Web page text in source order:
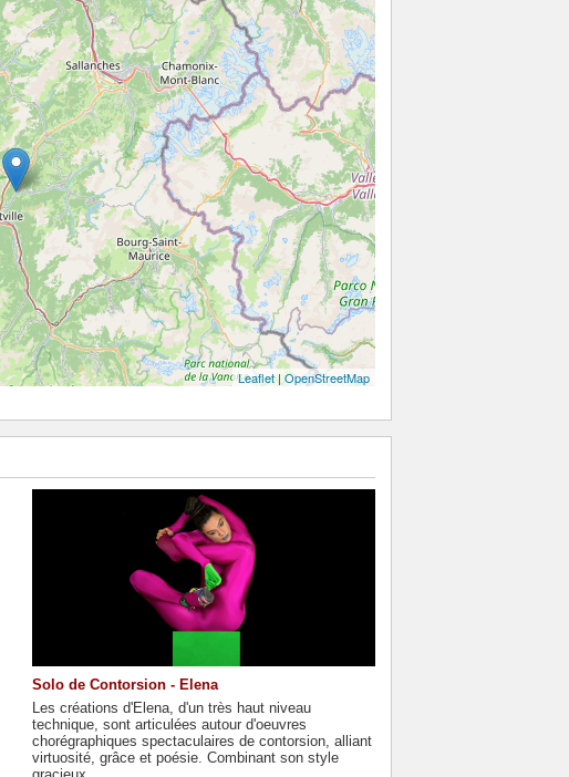
Leaflet| OpenStreetMap
Solo de Contorsion - Elena
Les créations d'Elena, d'un très haut niveau
technique, sont articulées autour d'oeuvres
chorégraphiques spectaculaires de contorsion, alliant
virtuosité, grâce et poésie. Combinant son style